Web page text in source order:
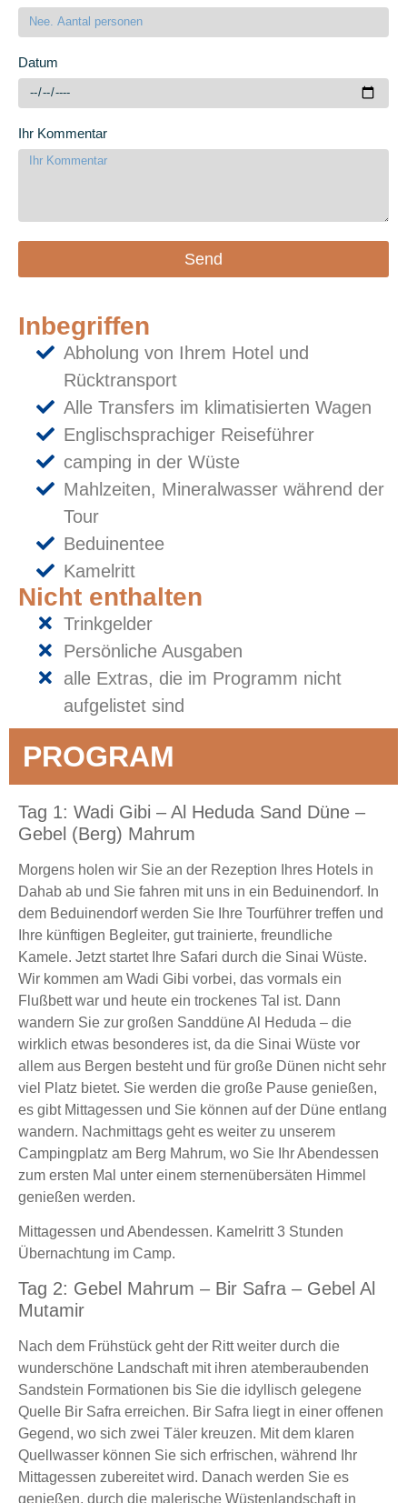
Datum
Ihr Kommentar
Send
Inbegriffen
Abholung von Ihrem Hotel und
Rücktransport
Alle Transfers im klimatisierten Wagen
Englischsprachiger Reiseführer
camping in der Wüste
Mahlzeiten, Mineralwasser während der
Tour
Beduinentee
Kamelritt
Nicht enthalten
Trinkgelder
Persönliche Ausgaben
alle Extras, die im Programm nicht
aufgelistet sind
PROGRAM
Tag 1: Wadi Gibi – Al Heduda Sand Düne –
Gebel (Berg) Mahrum
Morgens holen wir Sie an der Rezeption Ihres Hotels in
Dahab ab und Sie fahren mit uns in ein Beduinendorf. In
dem Beduinendorf werden Sie Ihre Tourführer treffen und
Ihre künftigen Begleiter, gut trainierte, freundliche
Kamele. Jetzt startet Ihre Safari durch die Sinai Wüste.
Wir kommen am Wadi Gibi vorbei, das vormals ein
Flußbett war und heute ein trockenes Tal ist. Dann
wandern Sie zur großen Sanddüne Al Heduda – die
wirklich etwas besonderes ist, da die Sinai Wüste vor
allem aus Bergen besteht und für große Dünen nicht sehr
viel Platz bietet. Sie werden die große Pause genießen,
es gibt Mittagessen und Sie können auf der Düne entlang
wandern. Nachmittags geht es weiter zu unserem
Campingplatz am Berg Mahrum, wo Sie Ihr Abendessen
zum ersten Mal unter einem sternenübersäten Himmel
genießen werden.
Mittagessen und Abendessen. Kamelritt 3 Stunden
Übernachtung im Camp.
Tag 2: Gebel Mahrum – Bir Safra – Gebel Al
Mutamir
Nach dem Frühstück geht der Ritt weiter durch die
wunderschöne Landschaft mit ihren atemberaubenden
Sandstein Formationen bis Sie die idyllisch gelegene
Quelle Bir Safra erreichen. Bir Safra liegt in einer offenen
Gegend, wo sich zwei Täler kreuzen. Mit dem klaren
Quellwasser können Sie sich erfrischen, während Ihr
Mittagessen zubereitet wird. Danach werden Sie es
genießen, durch die malerische Wüstenlandschaft in